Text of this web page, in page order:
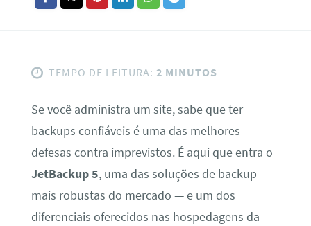
TEMPO DE LEITURA: 2 MINUTOS
Se você administra um site, sabe que ter
backups confiáveis é uma das melhores
defesas contra imprevistos. É aqui que entra o
JetBackup 5, uma das soluções de backup
mais robustas do mercado — e um dos
diferenciais oferecidos nas hospedagens da